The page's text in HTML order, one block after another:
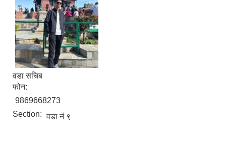
वडा सचिब
फोन:
9869668273
Section: वडा नं ९